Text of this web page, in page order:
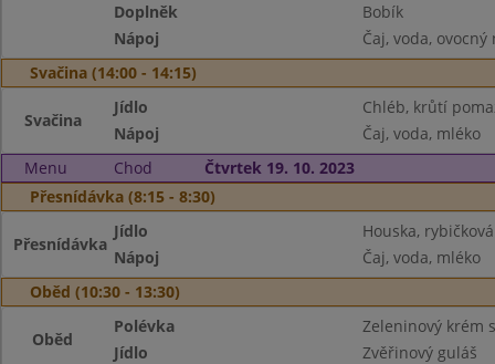
Doplněk
Bobík
Nápoj
Čaj, voda, ovocný
Svačina (14:00 - 14:15)
Svačina
Jídlo
Chléb, krůtí
Nápoj
Čaj, voda, mléko
Menu
Chod
Čtvrtek 19. 10. 2023
Přesnídávka (8:15 - 8:30)
Přesnídávka
Jídlo
Houska,
Nápoj
Čaj, voda, mléko
Oběd (10:30 - 13:30)
Oběd
Polévka
Zeleninový krém
Jídlo
Zvěřinový guláš